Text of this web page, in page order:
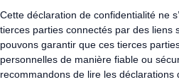
Cette déclaration de confidentialité ne
tierces parties connectés par des liens
pouvons garantir que ces tierces
personnelles de manière fiable ou
recommandons de lire les déclarations